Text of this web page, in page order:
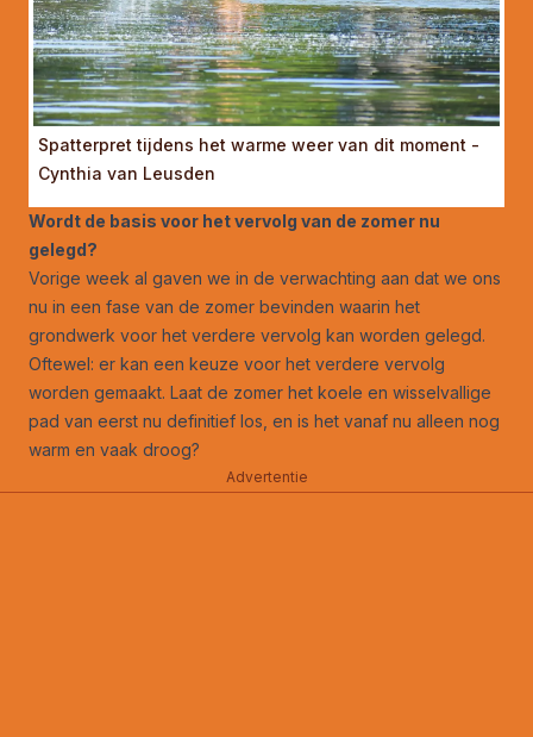
Spatterpret tijdens het warme weer van dit moment -
Cynthia van Leusden
Wordt de basis voor het vervolg van de zomer nu
gelegd?
Vorige week al gaven we in de verwachting aan dat we ons
nu in een fase van de zomer bevinden waarin het
grondwerk voor het verdere vervolg kan worden gelegd.
Oftewel: er kan een keuze voor het verdere vervolg
worden gemaakt. Laat de zomer het koele en wisselvallige
pad van eerst nu definitief los, en is het vanaf nu alleen nog
warm en vaak droog?
Advertentie